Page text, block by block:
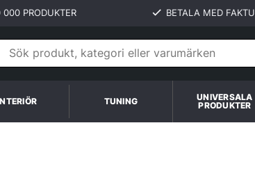
000 PRODUKTER BETALA MED
TUNING
UNIVERSALA
PRODUKTER